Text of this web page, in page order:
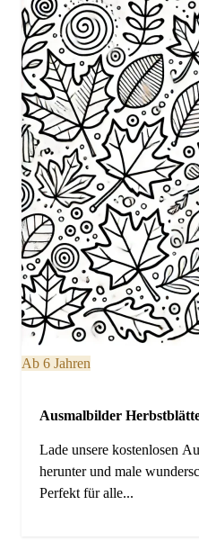
Ab 6 Jahren
Ausmalbilder
Lade unsere kostenlosen
herunter und male
Perfekt für alle...